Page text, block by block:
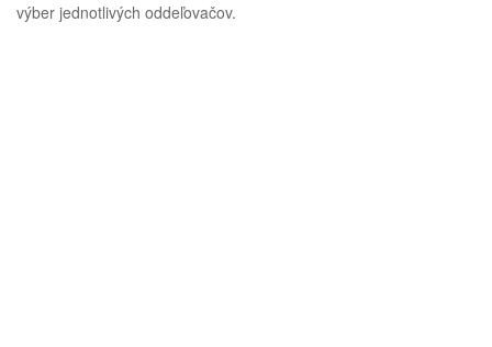
výber jednotlivých oddeľovačov.